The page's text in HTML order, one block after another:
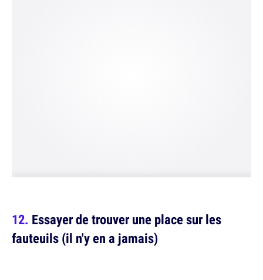
Essayer de trouver une place sur les
fauteuils (il n'y en a jamais)